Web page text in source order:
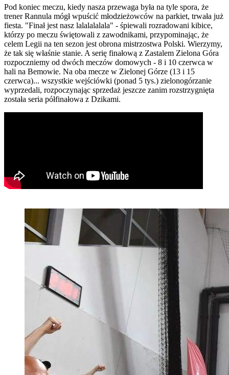
Pod koniec meczu, kiedy nasza przewaga była na tyle spora, że
trener Rannula mógł wpuścić młodzieżowców na parkiet, trwała już
fiesta. "Finał jest nasz lalalalalala" - śpiewali rozradowani kibice,
którzy po meczu świętowali z zawodnikami, przypominając, że
celem Legii na ten sezon jest obrona mistrzostwa Polski. Wierzymy,
że tak się właśnie stanie. A serię finałową z Zastalem Zielona Góra
rozpoczniemy od dwóch meczów domowych - 8 i 10 czerwca w
hali na Bemowie. Na oba mecze w Zielonej Górze (13 i 15
czerwca)... wszystkie wejściówki (ponad 5 tys.) zielonogórzanie
wyprzedali, rozpoczynając sprzedaż jeszcze zanim rozstrzygnięta
została seria półfinałowa z Dzikami.